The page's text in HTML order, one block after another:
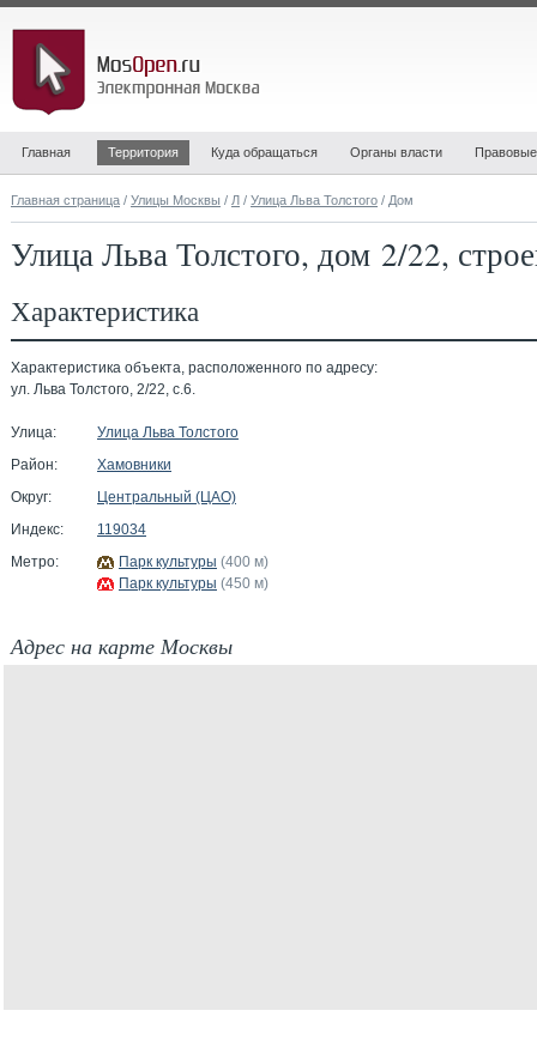
Главная Территория Куда обращаться Органы власти
Главная страница / Улицы Москвы / Л / Улица Льва Толстого / Дом
Улица Льва Толстого, дом 2/22,
Характеристика
Характеристика объекта, расположенного по адресу:
ул. Льва Толстого, 2/22, с.6.
Улица:
Улица Льва Толстого
Район:
Хамовники
Округ:
Центральный (ЦАО)
Индекс:
119034
Метро:
Парк культуры (400 м)
Парк культуры (450 м)
Адрес на карте Москвы